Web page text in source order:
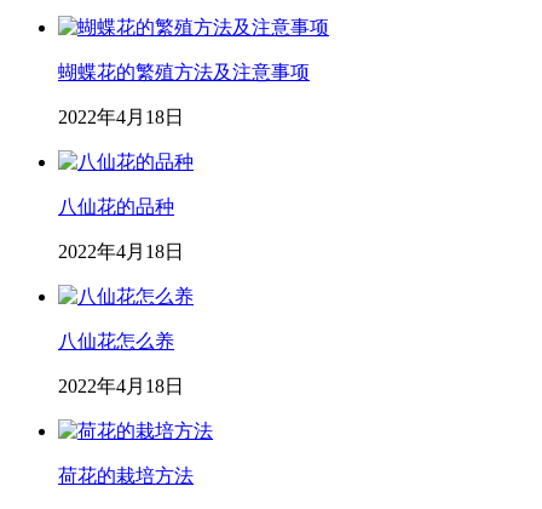
蝴蝶花的繁殖方法及注意事项
2022年4月18日
八仙花的品种
2022年4月18日
八仙花怎么养
2022年4月18日
荷花的栽培方法